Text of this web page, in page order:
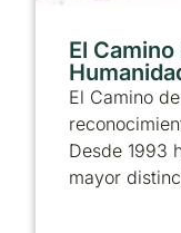
El
El Camino
Desde 1993
mayor